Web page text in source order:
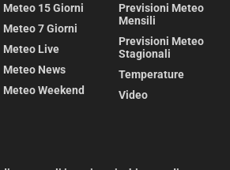
Meteo 15 Giorni
Meteo 7 Giorni
Meteo Live
Meteo News
Meteo Weekend
Previsioni Meteo
Mensili
Previsioni Meteo
Stagionali
Temperature
Video